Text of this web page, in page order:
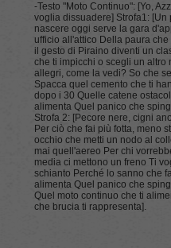
-Testo "Moto Continuo": [Yo,
voglia dissuadere] Strofa1:
nascere oggi serve la gara
ufficio all'attico Della paura
il gesto di Piraino diventi un
che ti impicchi o scegli un altro
allegri, come la vedi? So che
Spacca quel cemento che ti
dopo i 30 Quelle catene
alimenta Quel panico che
Strofa 2: [Pecore nere, cigni
Per ciò che fai più fotta, meno
occhio che metti un nodo al
mai quell'aereo Per chi
media ci mettono un freno Ti
schianto Perché lo sanno che
alimenta Quel panico che
Quel moto continuo che ti
che brucia ti rappresenta].